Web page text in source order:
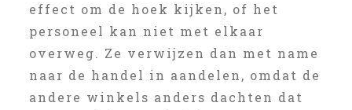
effect om de hoek kijken, of het
personeel kan niet met elkaar
overweg. Ze verwijzen dan met name
naar de handel in aandelen, omdat de
andere winkels anders dachten dat